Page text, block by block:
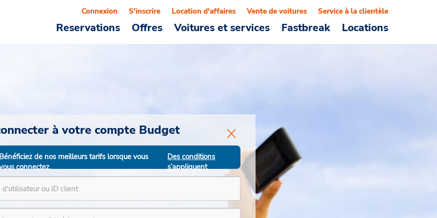
Reservations Offres Voitures et services Fastbreak Locations
Connexion S'inscrire Location d'affaires Vente de voitures Service à la clientèle
à votre compte Budget
de nos meilleurs tarifs lorsque vous
connectez.
Des conditions
s’appliquent